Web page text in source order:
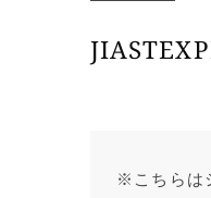
※こちらは